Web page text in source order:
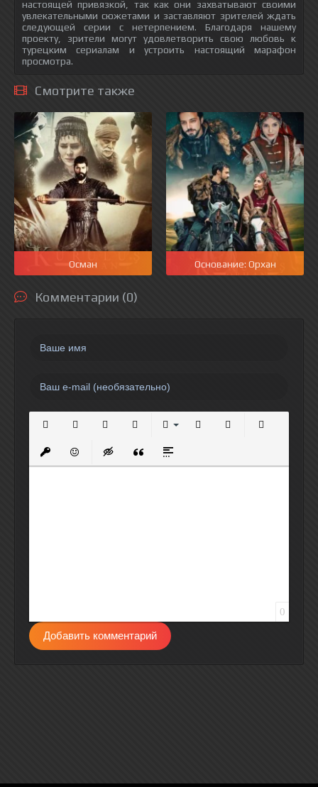
настоящей привязкой, так как они захватывают своими
увлекательными сюжетами и заставляют зрителей ждать
следующей серии с нетерпением. Благодаря нашему
проекту, зрители могут удовлетворить свою любовь к
турецким сериалам и устроить настоящий марафон
просмотра.
Смотрите также
Осман Основание: Орхан
Комментарии (0)
Вставить защищенную ссылку
Вставить смайлик
Вставка скрытого текста
Вставка цитаты
Вставка спойлера
0
Добавить комментарий